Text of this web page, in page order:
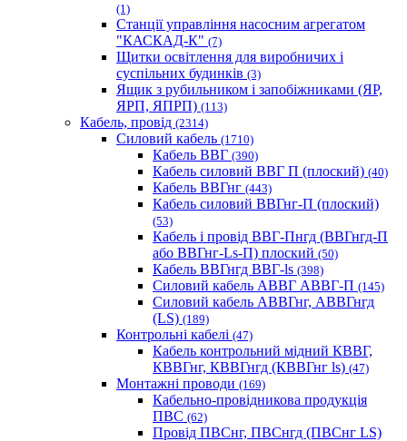
(1)
Станції управління насосним агрегатом
"КАСКАД-К" (7)
Щитки освітлення для виробничих і
суспільних будинків (3)
Ящик з рубильником і запобіжниками (ЯР,
ЯРП, ЯПРП) (113)
Кабель, провід (2314)
Силовий кабель (1710)
Кабель ВВГ (390)
Кабель силовий ВВГ П (плоский) (40)
Кабель ВВГнг (443)
Кабель силовий ВВГнг-П (плоский)
(53)
Кабель і провід ВВГ-Пнгд (ВВГнгд-П
або ВВГнг-Ls-П) плоский (50)
Кабель ВВГнгд ВВГ-ls (398)
Силовий кабель АВВГ АВВГ-П (145)
Силовий кабель АВВГнг, АВВГнгд
(LS) (189)
Контрольні кабелі (47)
Кабель контрольний мідний КВВГ,
КВВГнг, КВВГнгд (КВВГнг ls) (47)
Монтажні проводи (169)
Кабельно-провідникова продукція
ПВС (62)
Провід ПВСнг, ПВСнгд (ПВСнг LS)